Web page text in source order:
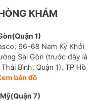
KHÁM
1)
66-68 Nam Kỳ Khởi
Sài Gòn (trước đây là
Bình, Quận 1), TP Hồ
bản đồ
7)